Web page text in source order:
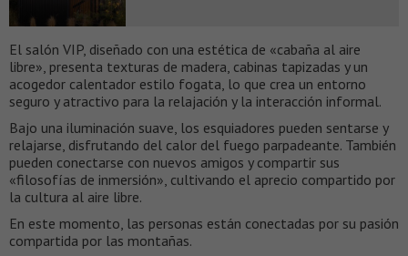
El salón VIP, diseñado con una estética de «cabaña al aire
libre», presenta texturas de madera, cabinas tapizadas y un
acogedor calentador estilo fogata, lo que crea un entorno
seguro y atractivo para la relajación y la interacción informal.
Bajo una iluminación suave, los esquiadores pueden sentarse y
relajarse, disfrutando del calor del fuego parpadeante. También
pueden conectarse con nuevos amigos y compartir sus
«filosofías de inmersión», cultivando el aprecio compartido por
la cultura al aire libre.
En este momento, las personas están conectadas por su pasión
compartida por las montañas.